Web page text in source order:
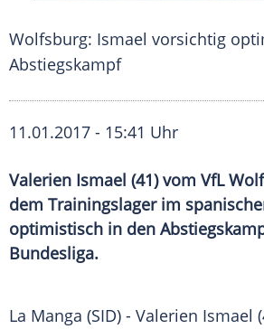
Wolfsburg: Ismael vorsichtig
Abstiegskampf
11.01.2017 - 15:41 Uhr
Valerien Ismael (41) vom VfL
dem Trainingslager im
optimistisch in den
Bundesliga.
La Manga (SID) - Valerien Ismael